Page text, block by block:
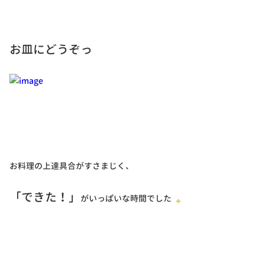
お皿にどうぞっ
お料理の上達具合がすさまじく、
「できた！」 がいっぱいな時間でした